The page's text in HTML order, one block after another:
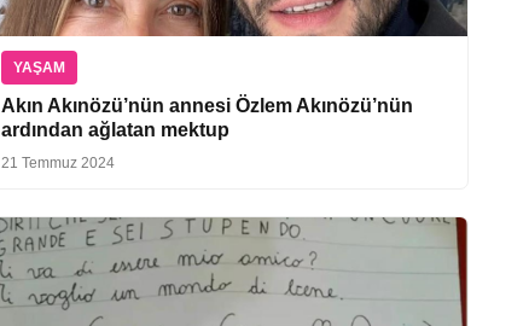
YAŞAM
Akın Akınözü’nün annesi Özlem Akınözü’nün
ardından ağlatan mektup
21 Temmuz 2024